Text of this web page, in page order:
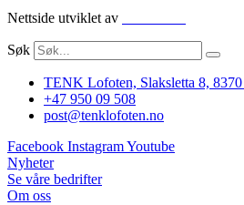
Nettside utviklet av
Søk
TENK Lofoten, Slaksletta 8,
+47 950 09 508
post@tenklofoten.no
Facebook InstagramYoutube
Nyheter
Se våre bedrifter
Om oss